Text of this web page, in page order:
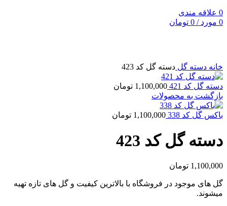
0 علاقه مندی
0 مورد /
0 تومان
خانه دسته گل دسته گل کد 423
دسته گل کد 421 1,100,000 تومان
بازگشت به محصولات
باکس گل کد 338 1,100,000 تومان
دسته گل کد 423
1,100,000 تومان
گل های موجود در فروشگاه با بالاترین کیفیت و گل های تازه تهیه
میشوند.